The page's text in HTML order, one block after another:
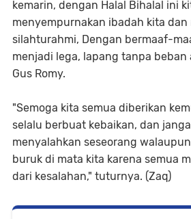
kemarin, dengan Halal Bihalal ini
menyempurnakan ibadah kita
silahturahmi, Dengan bermaaf-
menjadi lega, lapang tanpa beban
Gus Romy.
"Semoga kita semua diberikan
selalu berbuat kebaikan, dan
menyalahkan seseorang
buruk di mata kita karena semua
dari kesalahan," tuturnya. (Zaq)